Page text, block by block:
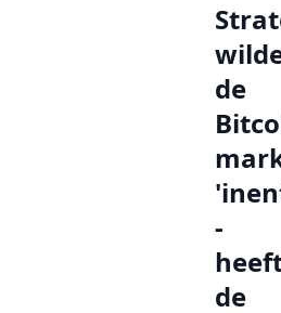
de
-
de